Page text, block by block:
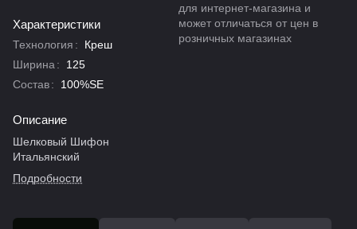
Характеристики
Технология :
Креш
Ширина :
125
Состав: 100%SE
Описание
Шелковый Шифон
Итальянский
Подробности
для интернет-магазина и
может отличаться от цен в
розничных магазинах